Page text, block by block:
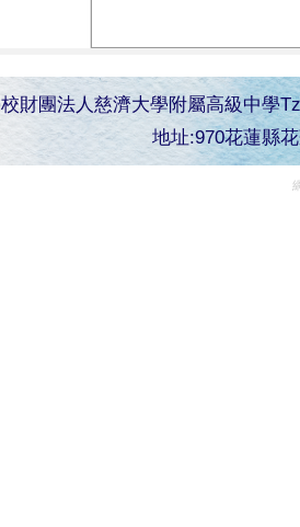
財團法人慈濟大學附屬高級中學
地址:970花蓮縣